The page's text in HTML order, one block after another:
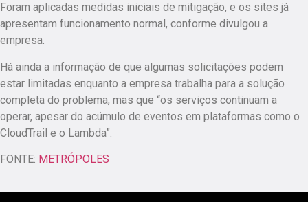
Foram aplicadas medidas iniciais de mitigação, e os sites já
apresentam funcionamento normal, conforme divulgou a
empresa.
Há ainda a informação de que algumas solicitações podem
estar limitadas enquanto a empresa trabalha para a solução
completa do problema, mas que “os serviços continuam a
operar, apesar do acúmulo de eventos em plataformas como o
CloudTrail e o Lambda”.
FONTE: METRÓPOLES